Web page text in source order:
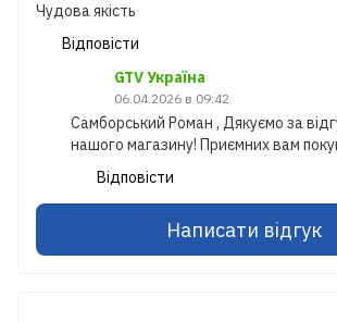
Чудова якість
Відповісти
GTV Україна
06.04.2026 в 09:42
Самборський Роман , Дякуємо за
нашого магазину! Приємних вам
Відповісти
Написати відгук